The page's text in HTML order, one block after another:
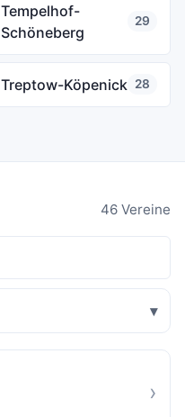
Tempelhof-
Schöneberg
29
Treptow-Köpenick 28
46 Vereine
›